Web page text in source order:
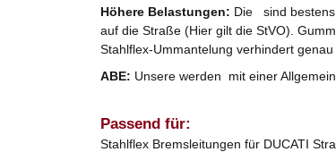
Höhere Belastungen: Die sind bestens
auf die Straße (Hier gilt die StVO).
Stahlflex-Ummantelung verhindert
ABE: Unsere werden mit einer
Passend für:
Stahlflex Bremsleitungen für DUCATI